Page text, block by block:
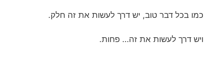
כמו בכל דבר טוב, יש דרך לעשות את זה חלק.
ויש דרך לעשות את זה… פחות.